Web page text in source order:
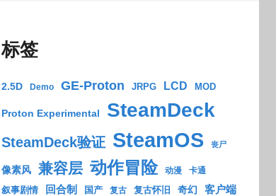
标签
2.5D Demo GE-Proton JRPG LCD MOD
Proton Experimental SteamDeck
SteamDeck验证 SteamOS 丧尸
像素风 兼容层 动作冒险 动漫 卡通
叙事剧情 回合制 国产 复古 复古怀旧 奇幻 客户端